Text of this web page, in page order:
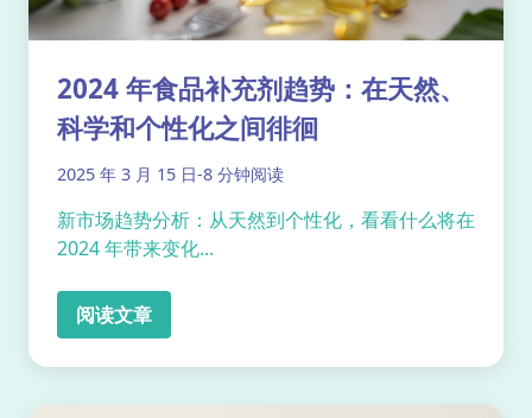
2024 年食品补充剂趋势：在天然、
科学和个性化之间徘徊
2025 年 3 月 15 日-8 分钟阅读
新市场趋势分析：从天然到个性化，看看什么将在
2024 年带来变化...
阅读文章